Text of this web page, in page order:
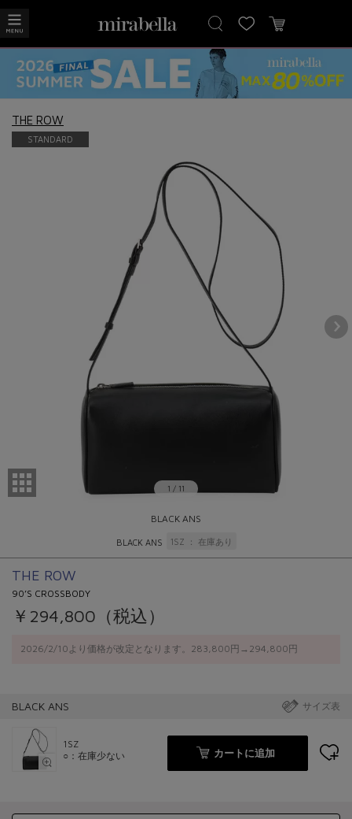
THE ROW
STANDARD
1 / 11
BLACK ANS
BLACK ANS 1SZ 在庫あり
THE ROW
90’S CROSSBODY
￥294,800（税込）
2026/2/10より価格が改定となります。283,800円→294,800円
サイズ表
BLACK ANS
1SZ
○：在庫少ない
カートに追加